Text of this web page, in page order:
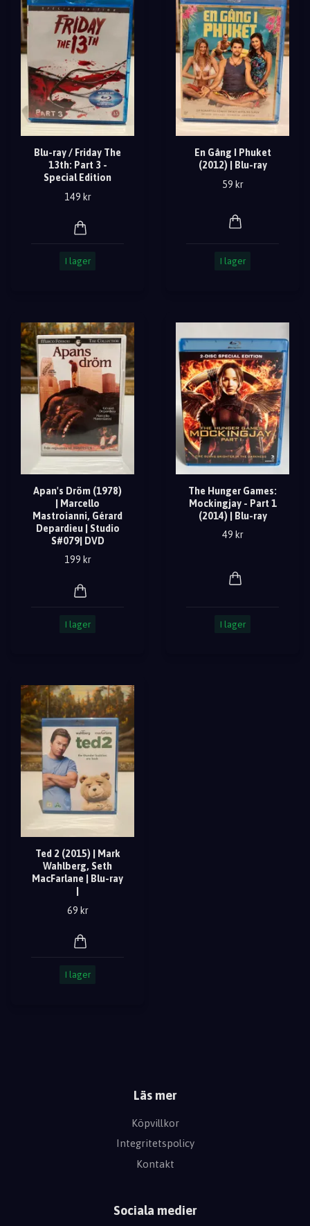
Blu-ray / Friday The
13th: Part 3 -
Special Edition
149 kr
I lager
En Gång I Phuket
(2012) | Blu-ray
59 kr
I lager
Apan's Dröm (1978)
| Marcello
Mastroianni, Gérard
Depardieu | Studio
S#079| DVD
199 kr
I lager
The Hunger Games:
Mockingjay - Part 1
(2014) | Blu-ray
49 kr
I lager
Ted 2 (2015) | Mark
Wahlberg, Seth
MacFarlane | Blu-ray
69 kr
I lager
Läs mer
Köpvillkor
Integritetspolicy
Kontakt
Sociala medier